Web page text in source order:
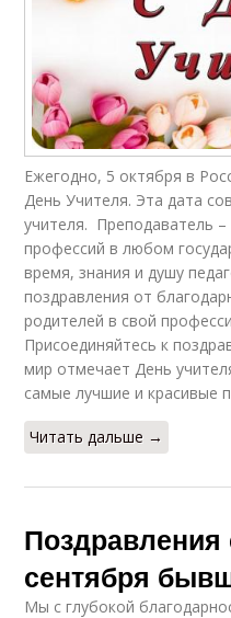
Ежегодно, 5 октября в
День Учителя. Эта дата
учителя. Преподаватель
профессий в любом
время, знания и душу
поздравления от
родителей в свой
Присоединяйтесь к
мир отмечает День
самые лучшие и красивые
Читать дальше →
Поздравления
сентября
Мы с глубокой